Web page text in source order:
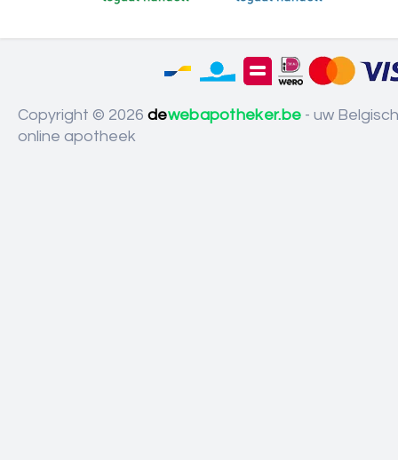
Copyright © 2026 dewebapotheker.be - uw
online apotheek